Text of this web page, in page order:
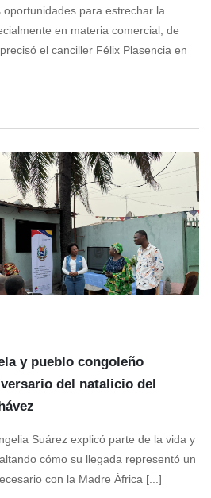
oportunidades para estrechar la
en materia comercial, de
el canciller Félix Plasencia en
y pueblo congoleño
del natalicio del
Suárez explicó parte de la vida y
cómo su llegada representó un
con la Madre África [...]